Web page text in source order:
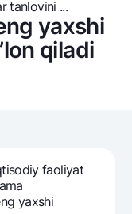
tanlovini ...
yaxshi
qiladi
faoliyat
yaxshi